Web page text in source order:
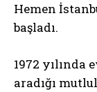
Hemen
başladı.
1972 yılında
aradığı